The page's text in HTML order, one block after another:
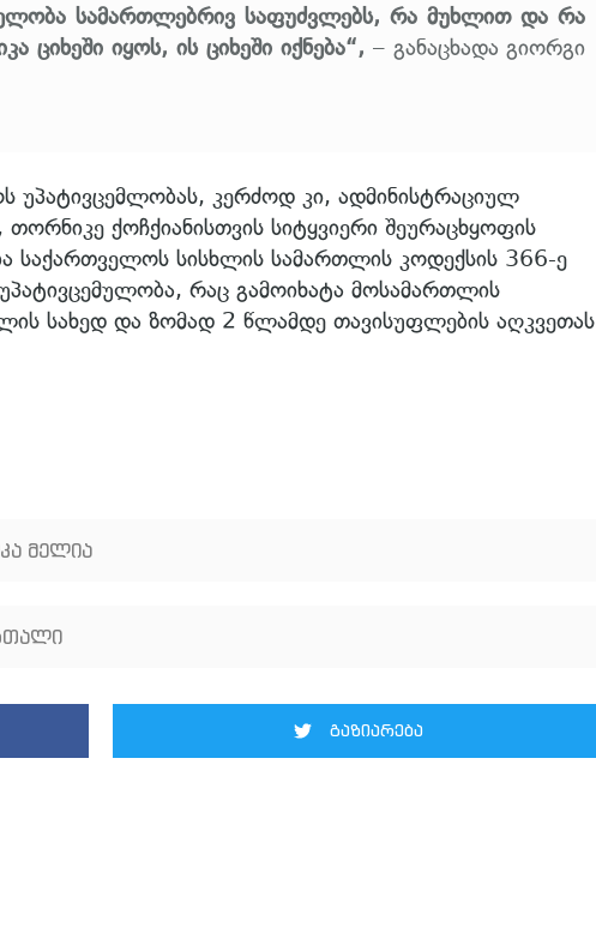
სამართლებრივ საფუძვლებს, რა მუხლით და რა
ციხეში იყოს, ის ციხეში იქნება“, – განაცხადა გიორგი
უპატივცემლობას, კერძოდ კი, ადმინისტრაციულ
ქოჩქიანისთვის სიტყვიერი შეურაცხყოფის
საქართველოს სისხლის სამართლის კოდექსის 366-ე
რაც გამოიხატა მოსამართლის
სახედ და ზომად 2 წლამდე თავისუფლების აღკვეთას
მელია
გაზიარება